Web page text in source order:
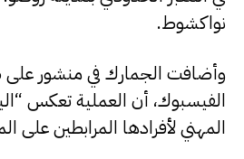
نواكشوط.
وأضافت الجمارك في منشور على
الفيسبوك، أن العملية تعكس
المهني لأفرادها المرابطين على